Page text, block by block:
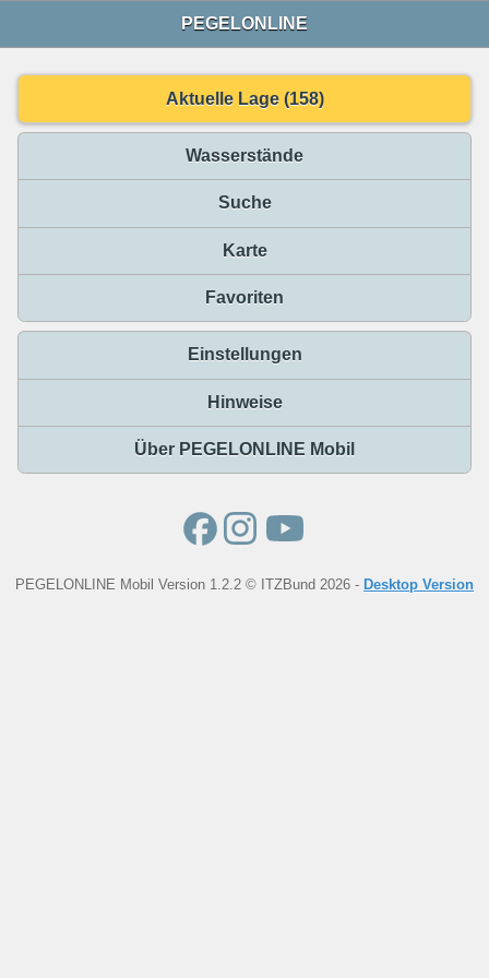
PEGELONLINE
Aktuelle Lage (158)
Wasserstände
Suche
Karte
Favoriten
Einstellungen
Hinweise
Über PEGELONLINE Mobil
PEGELONLINE Mobil Version 1.2.2 © ITZBund 2026 - Desktop Version